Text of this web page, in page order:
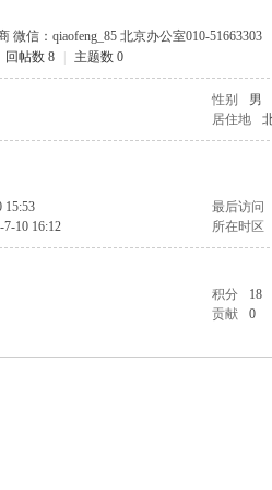
微信：qiaofeng_85 北京办公室010-51663303
回帖数 8 主题数 0
性别
男
居住地
15:53
最后访问
7-10 16:12 所在时区
积分
18
贡献 0